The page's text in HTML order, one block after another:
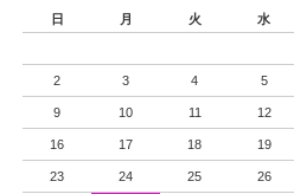
日
月 火 水
2 3 4 5
9 10 11 12
16 17 18 19
23 24 25 26